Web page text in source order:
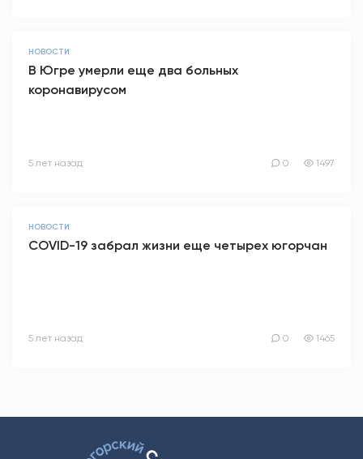
НОВОСТИ
В Югре умерли еще два больных
коронавирусом
5 лет назад 0 1497
НОВОСТИ
COVID-19 забрал жизни еще четырех югорчан
5 лет назад 0 1465